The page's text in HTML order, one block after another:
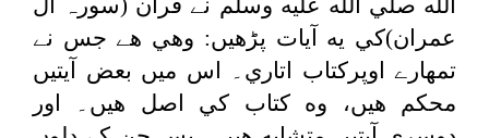
الله صلي الله عليه وسلم نے قرآن (سورہ آل
عمران)كي يه آيات پڑھيں: وهي هے جس نے
تمھارے اوپركتاب اتاري۔ اس ميں بعض آيتيں
محكم هيں، وه كتاب كي اصل هيں۔ اور